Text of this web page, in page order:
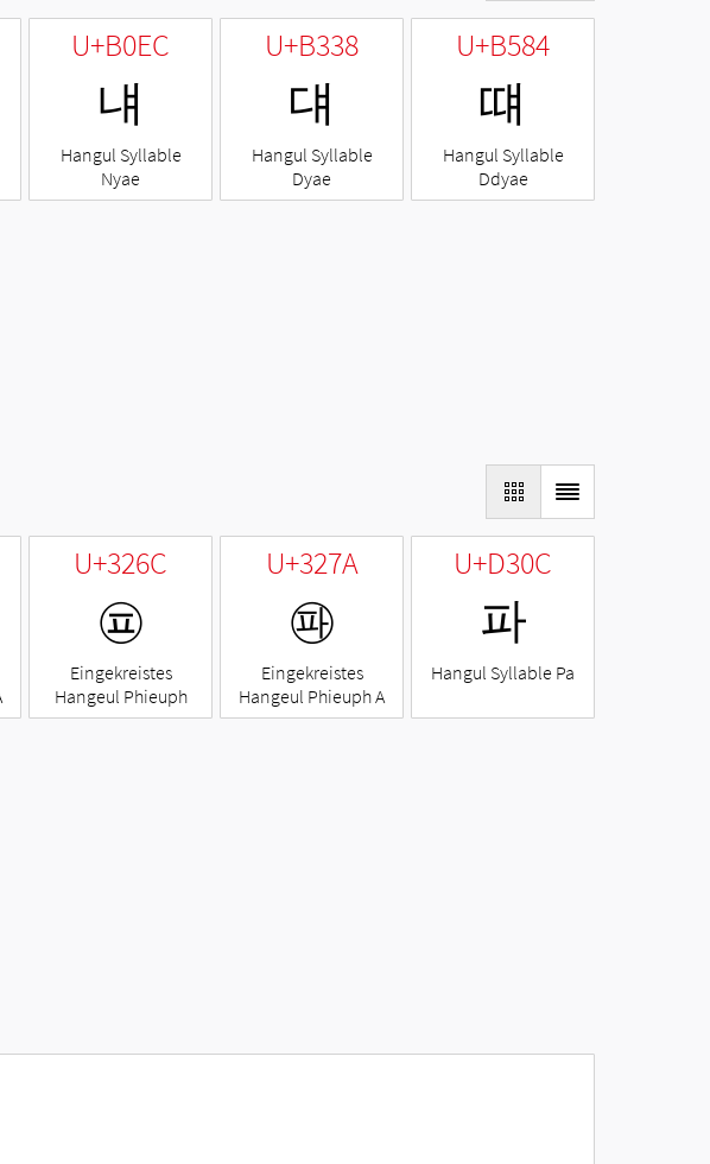
U+B0EC
냬
Hangul Syllable
Nyae
U+B338
댸
Hangul Syllable
Dyae
U+B584
떄
Hangul Syllable
Ddyae
U+326C
㉬
Eingekreistes
Hangeul Phieuph
U+327A
㉺
Eingekreistes
Hangeul Phieuph A
U+D30C
파
Hangul Syllable Pa